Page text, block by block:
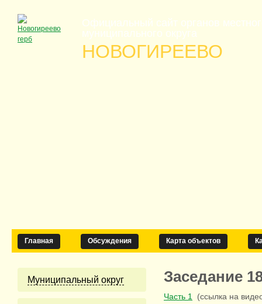
Официальный сайт органов
муниципального округа
НОВОГИРЕЕВО
Главная Обсуждения Карта объектов
Муниципальный округ Заседание
Часть 1 (ссылка на